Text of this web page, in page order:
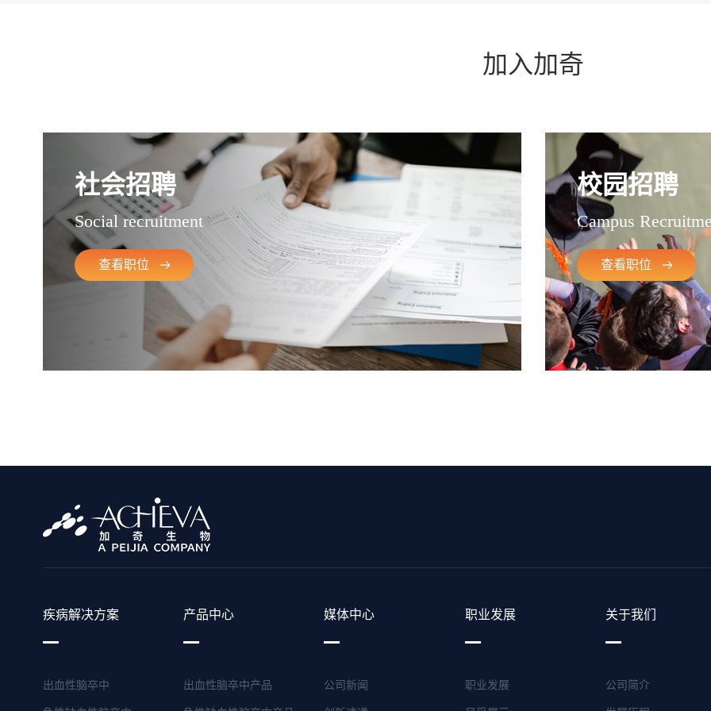
加入加奇
社会招聘
Social recruitment
查看职位
校园招聘
Campus
查看职位
疾病解决方案
出血性脑卒中
产品中心
出血性脑卒中产品
媒体中心
公司新闻
职业发展
职业发展
关于我们
公司简介